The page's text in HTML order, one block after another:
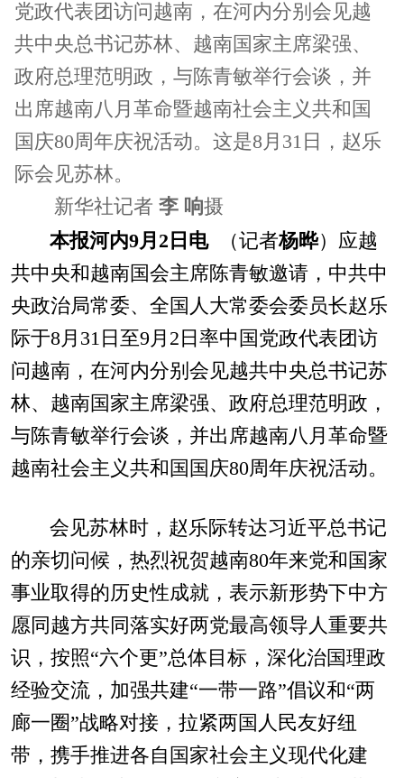
党政代表团访问越南，在河内分别会见越
共中央总书记苏林、越南国家主席梁强、
政府总理范明政，与陈青敏举行会谈，并
出席越南八月革命暨越南社会主义共和国
国庆80周年庆祝活动。这是8月31日，赵乐
际会见苏林。
新华社记者 李 响摄
本报河内9月2日电（记者杨晔）应越
共中央和越南国会主席陈青敏邀请，中共中
央政治局常委、全国人大常委会委员长赵乐
际于8月31日至9月2日率中国党政代表团访
问越南，在河内分别会见越共中央总书记苏
林、越南国家主席梁强、政府总理范明政，
与陈青敏举行会谈，并出席越南八月革命暨
越南社会主义共和国国庆80周年庆祝活动。
会见苏林时，赵乐际转达习近平总书记
的亲切问候，热烈祝贺越南80年来党和国家
事业取得的历史性成就，表示新形势下中方
愿同越方共同落实好两党最高领导人重要共
识，按照“六个更”总体目标，深化治国理政
经验交流，加强共建“一带一路”倡议和“两
廊一圈”战略对接，拉紧两国人民友好纽
带，携手推进各自国家社会主义现代化建